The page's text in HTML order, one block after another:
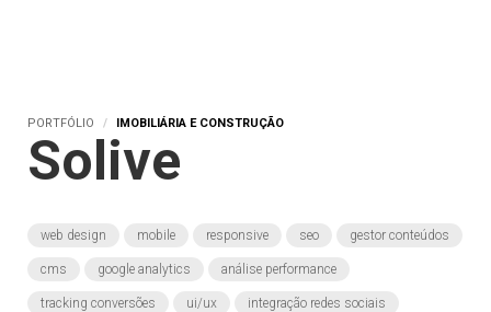
PORTFÓLIO IMOBILIÁRIA E CONSTRUÇÃO
Solive
web design mobile responsive seo gestor conteúdos
cms google analytics análise performance
tracking conversões ui/ux integração redes sociais